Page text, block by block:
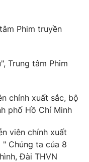
Phim truyền
Trung tâm Phim
chính xuất sắc, bộ
phố Hồ Chí Minh
viên chính xuất
Chúng ta của 8
Đài THVN